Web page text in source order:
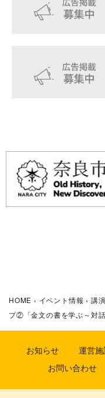
HOME › イベント情報 › 講
プ②「金文の書を学ぶ～対
お知らせ 運営
お問い合わせ